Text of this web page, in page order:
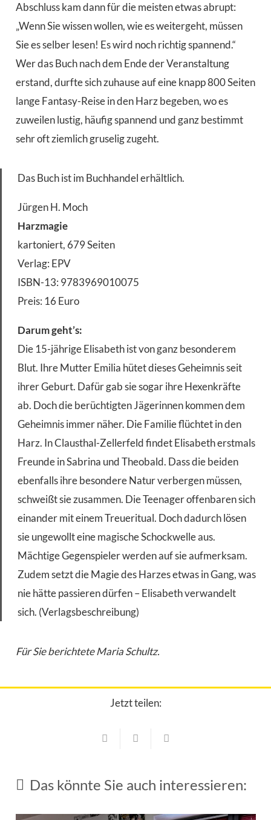
Abschluss kam dann für die meisten etwas abrupt:
„Wenn Sie wissen wollen, wie es weitergeht, müssen
Sie es selber lesen! Es wird noch richtig spannend.“
Wer das Buch nach dem Ende der Veranstaltung
erstand, durfte sich zuhause auf eine knapp 800 Seiten
lange Fantasy-Reise in den Harz begeben, wo es
zuweilen lustig, häufig spannend und ganz bestimmt
sehr oft ziemlich gruselig zugeht.
Das Buch ist im Buchhandel erhältlich.
Jürgen H. Moch
Harzmagie
kartoniert, 679 Seiten
Verlag: EPV
ISBN-13: 9783969010075
Preis: 16 Euro
Darum geht’s:
Die 15-jährige Elisabeth ist von ganz besonderem
Blut. Ihre Mutter Emilia hütet dieses Geheimnis seit
ihrer Geburt. Dafür gab sie sogar ihre Hexenkräfte
ab. Doch die berüchtigten Jägerinnen kommen dem
Geheimnis immer näher. Die Familie flüchtet in den
Harz. In Clausthal-Zellerfeld findet Elisabeth erstmals
Freunde in Sabrina und Theobald. Dass die beiden
ebenfalls ihre besondere Natur verbergen müssen,
schweißt sie zusammen. Die Teenager offenbaren sich
einander mit einem Treueritual. Doch dadurch lösen
sie ungewollt eine magische Schockwelle aus.
Mächtige Gegenspieler werden aufsieaufmerksam.
Zudem setzt die Magie des Harzes etwas in Gang, was
nie hätte passieren dürfen – Elisabeth verwandelt
sich. (Verlagsbeschreibung)
Für Sie berichtete Maria Schultz.
Jetzt teilen:
Das könnte Sie auch interessieren: